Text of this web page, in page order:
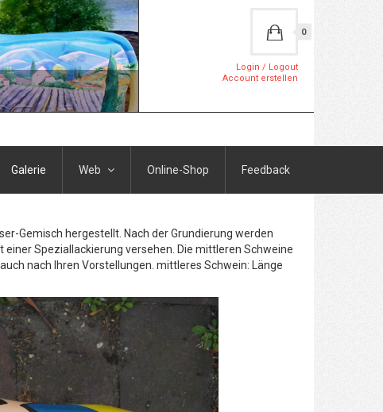
0
Login / Logout
Account erstellen
Galerie Web Online-Shop Feedback
Gemisch hergestellt. Nach der Grundierung werden
Speziallackierung versehen. Die mittleren Schweine
nach Ihren Vorstellungen. mittleres Schwein: Länge